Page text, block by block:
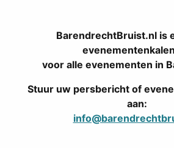
BarendrechtBruist.nl is
voor alle evenementen in
Stuur uw persbericht of
aan: